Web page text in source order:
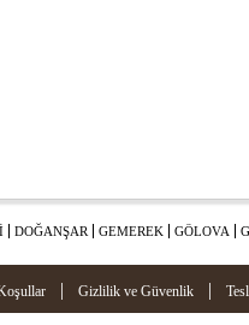
DOĞANŞAR GEMEREK GÖLOVA
| Gizlilik ve Güvenlik |